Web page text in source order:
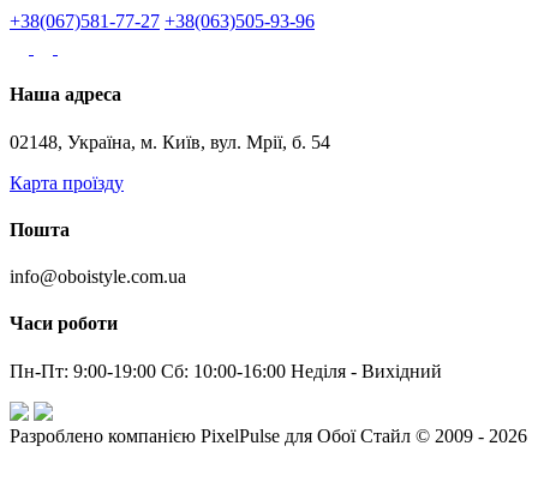
+38(067)581-77-27 +38(063)505-93-96
Наша адреса
02148, Україна, м. Київ, вул. Мрії, б. 54
Карта проїзду
Пошта
info@oboistyle.com.ua
Часи роботи
Пн-Пт: 9:00-19:00 Сб: 10:00-16:00 Неділя - Вихідний
Разроблено компанією PixelPulse для Обої Стайл © 2009 - 2026